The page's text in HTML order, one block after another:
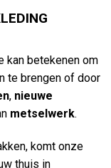
kan betekenen om
te brengen of door
, nieuwe
metselwerk.
komt onze
thuis in